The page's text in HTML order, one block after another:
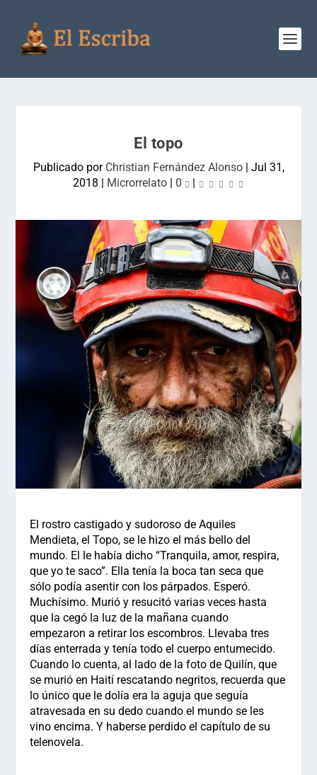
El topo
Publicado por Christian Fernández Alonso| Jul 31,
2018| Microrrelato| 0 |
El rostro castigado y sudoroso de Aquiles
Mendieta, el Topo, se le hizo el más bello del
mundo. El le había dicho “Tranquila, amor, respira,
que yo te saco”. Ella tenía la boca tan seca que
sólo podía asentir con los párpados. Esperó.
Muchísimo. Murió y resucitó varias veces hasta
que la cegó la luz de la mañana cuando
empezaron a retirar los escombros. Llevaba tres
días enterrada y tenía todo el cuerpo entumecido.
Cuando lo cuenta, al lado de la foto de Quilín, que
se murió en Haití rescatando negritos, recuerda que
lo único que le dolía era la aguja que seguía
atravesada en su dedo cuando el mundo se les
vino encima. Y haberse perdido el capítulo de su
telenovela.